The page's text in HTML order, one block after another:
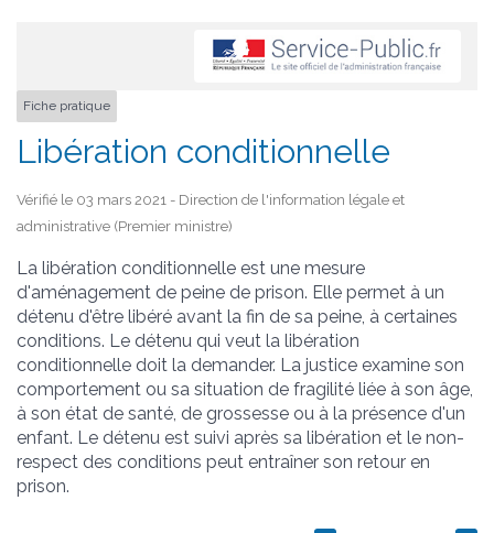
Fiche pratique
Libération conditionnelle
Vérifié le 03 mars 2021 - Direction de l'information légale et
administrative (Premier ministre)
La libération conditionnelle est une mesure
d'aménagement de peine de prison. Elle permet à un
détenu d'être libéré avant la fin de sa peine, à certaines
conditions. Le détenu qui veut la libération
conditionnelle doit la demander. La justice examine son
comportement ou sa situation de fragilité liée à son âge,
à son état de santé, de grossesse ou à la présence d'un
enfant. Le détenu est suivi après sa libération et le non-
respect des conditions peut entraîner son retour en
prison.